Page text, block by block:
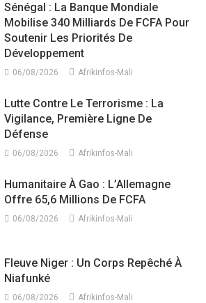
Sénégal : La Banque Mondiale
Mobilise 340 Milliards De FCFA Pour
Soutenir Les Priorités De
Développement
06/08/2026 Afrikinfos-Mali
Lutte Contre Le Terrorisme : La
Vigilance, Première Ligne De
Défense
06/08/2026 Afrikinfos-Mali
Humanitaire À Gao : L’Allemagne
Offre 65,6 Millions De FCFA
06/08/2026 Afrikinfos-Mali
Fleuve Niger : Un Corps Repêché À
Niafunké
06/08/2026 Afrikinfos-Mali